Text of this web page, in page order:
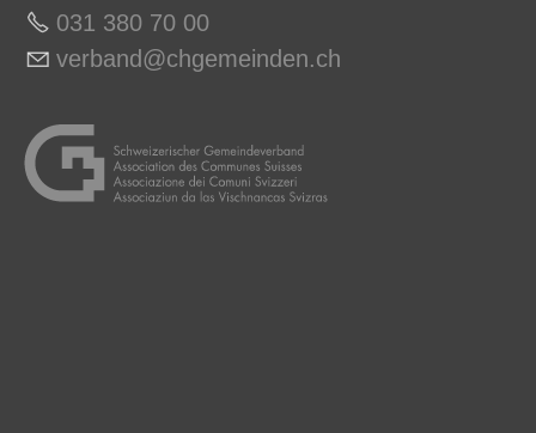
031 380 70 00
v rb nd chg m nd n ch